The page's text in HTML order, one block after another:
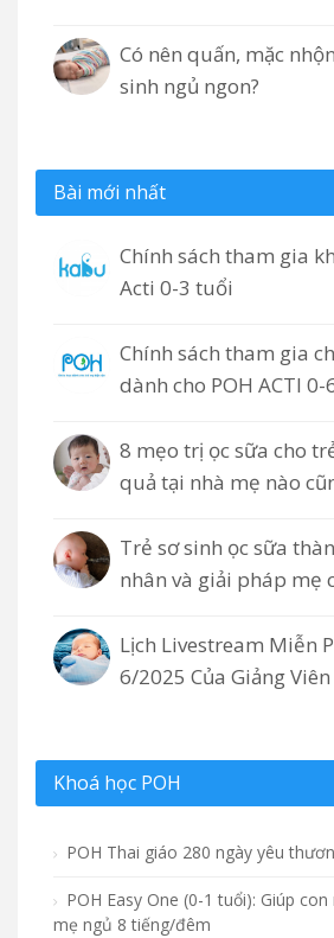
Có nên quấn, mặc
sinh ngủ ngon?
Bài mới nhất
Chính sách tham gia
Acti 0-3 tuổi
Chính sách tham gia
dành cho POH ACTI
8 mẹo trị ọc sữa cho
quả tại nhà mẹ nào
Trẻ sơ sinh ọc sữa
nhân và giải pháp mẹ
Lịch Livestream Miễn
6/2025 Của Giảng Viên
Khoá học POH
POH Thai giáo 280 ngày yêu
POH Easy One (0-1 tuổi): Giúp
mẹ ngủ 8 tiếng/đêm